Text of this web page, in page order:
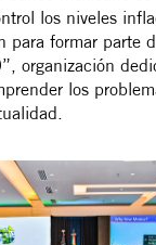
los niveles
para formar parte
organización
los